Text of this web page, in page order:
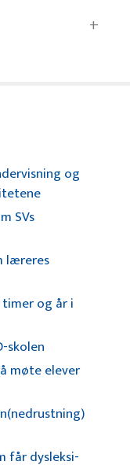
og
SVs
læreres
timer og år i
skolen
møte elever
får dysleksi-